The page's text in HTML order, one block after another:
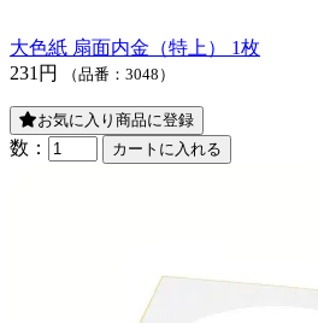
大色紙 扇面内金（特上） 1枚
231円
（品番：3048）
お気に入り商品に登録
数：